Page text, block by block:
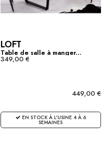
LOFT
Table de salle à manger...
349,00 €
449,00 €
EN STOCK À L'USINE 4 À 6
SEMAINES